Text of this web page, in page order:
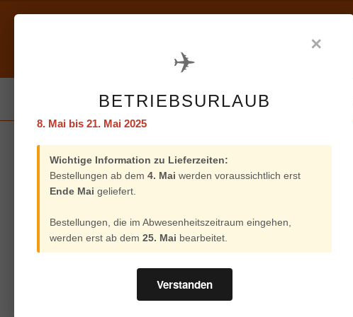
✕
✈️
BETRIEBSURLAUB
8. Mai bis 21. Mai 2025
Wichtige Information zu Lieferzeiten:
Bestellungen ab dem 4. Mai werden voraussichtlich erst
Ende Mai geliefert.
Bestellungen, die im Abwesenheitszeitraum eingehen,
werden erst ab dem 25. Mai bearbeitet.
Verstanden
Versand und Bezahlung
Home Custom Chrome Motorcycle
Start Zodiac 5pck Thrust washer, mainshaft .0